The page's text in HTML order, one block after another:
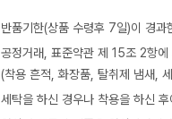
반품기한(상품 수령후 7일)이 경과
공정거래, 표준약관 제 15조 2항
(착용 흔적, 화장품, 탈취제 냄새,
세탁을 하신 경우나 착용을 하신